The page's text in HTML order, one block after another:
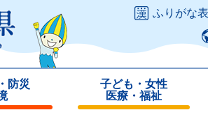
ふりがな
防災
子ども・女性
医療・福祉